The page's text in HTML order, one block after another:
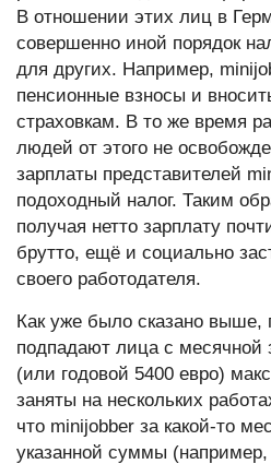
В отношении этих лиц в
совершенно иной порядок
для других. Например,
пенсионные взносы и
страховкам. В то же время
людей от этого не
зарплаты представителей
подоходный налог. Таким
получая нетто зарплату
брутто, ещё и социально
своего работодателя.
Как уже было сказано выше,
подпадают лица с месячной
(или годовой 5400 евро)
заняты на нескольких
что minijobber за какой-то
указанной суммы (например,